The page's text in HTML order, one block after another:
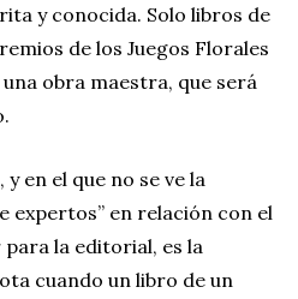
y conocida. Solo libros de
de los Juegos Florales
obra maestra, que será
en el que no se ve la
expertos” en relación con el
la editorial, es la
cuando un libro de un